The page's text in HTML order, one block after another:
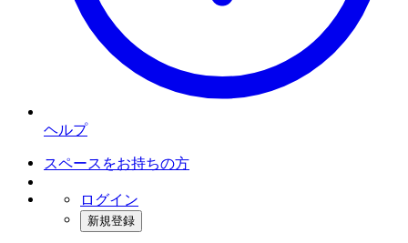
ヘルプ
スペースをお持ちの方
ログイン
新規登録